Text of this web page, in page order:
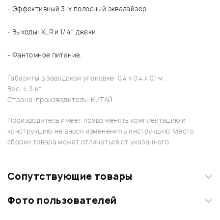
- Эффективный 3-х полосный эквалайзер.
- Выходы: XLR и 1/ 4" джеки.
- Фантомное питание.
Габариты в заводской упаковке: 0.4 x 0.4 x 0.1 м.
Вес: 4.3 кг
Страна-производитель: КИТАЙ
Производитель имеет право менять комплектацию и
конструкцию, не внося изменения в инструкцию. Место
сборки товара может отличаться от указанного.
Сопутствующие товары
Фото пользователей